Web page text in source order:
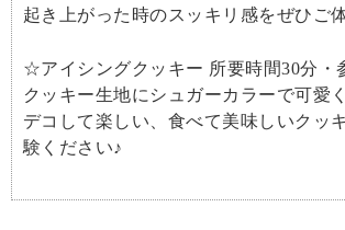
起き上がった時のスッキリ感をぜひご
☆アイシングクッキー 所要時間30分・
クッキー生地にシュガーカラーで可愛
デコして楽しい、食べて美味しいクッ
験ください♪